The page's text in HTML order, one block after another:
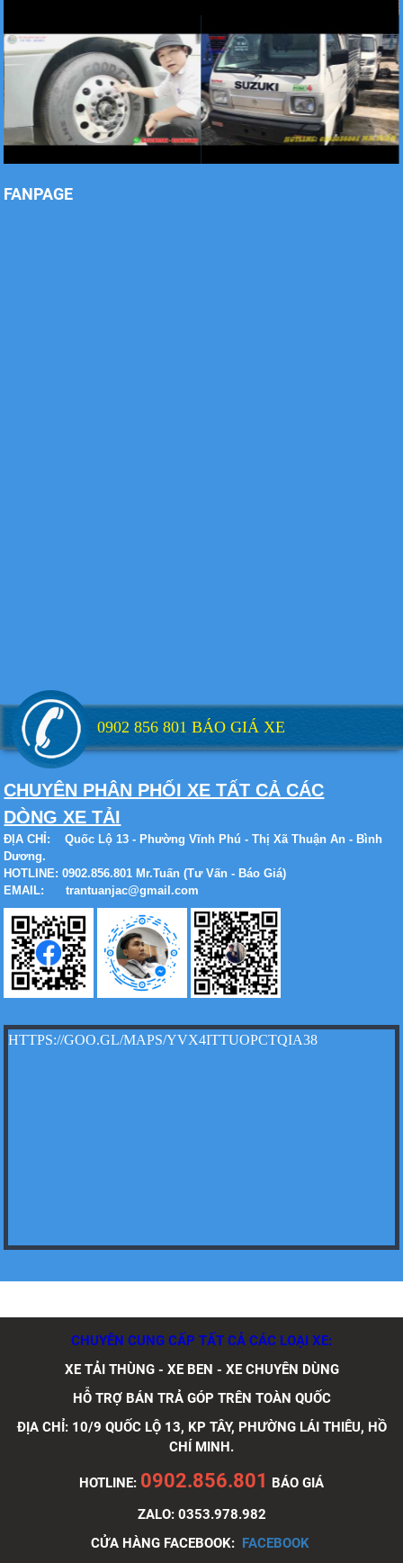
Xe tải Foton 990kg
Xe tải Foton 990kg
Xe tải Foton 990kg
Xe tải Foton 990kg
Xe tải Foton 990kg
Xe tải Foton 990kg
FANPAGE
0902 856 801 BÁO GIÁ XE
CHUYÊN PHÂN PHỐI XE TẤT CẢ CÁC
DÒNG XE TẢI
ĐỊA CHỈ:
Quốc Lộ 13 - Phường Vĩnh Phú - Thị Xã Thuận An - Bình
Dương.
HOTLINE: 0902.856.801 Mr.Tuấn (Tư Vấn - Báo Giá)
EMAIL: trantuanjac@gmail.com
HTTPS://GOO.GL/MAPS/YVX4ITTUOPCTQIA38
CHUYÊN CUNG CẤP TẤT CẢ CÁC LOẠI XE:
XE TẢI THÙNG - XE BEN - XE CHUYÊN DÙNG
HỖ TRỢ BÁN TRẢ GÓP TRÊN TOÀN QUỐC
ĐỊA CHỈ: 10/9 QUỐC LỘ 13, KP TÂY, PHƯỜNG LÁI THIÊU, HỒ
CHÍ MINH.
HOTLINE: 0902.856.801 BÁO GIÁ
ZALO: 0353.978.982
CỬA HÀNG FACEBOOK: FACEBOOK